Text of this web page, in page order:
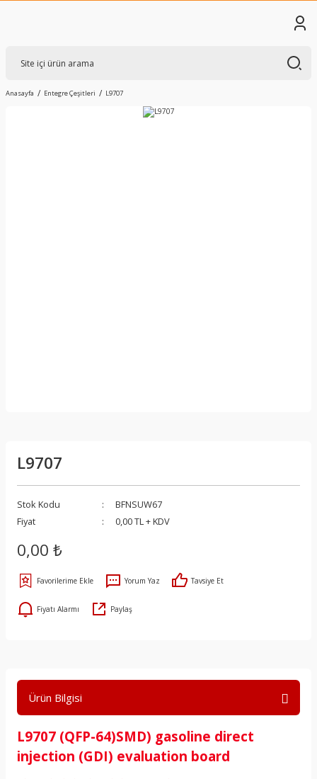
Anasayfa Entegre Çeşitleri L9707
L9707
Stok Kodu
BFNSUW67
Fiyat
0,00 TL + KDV
0,00 ₺
Yorum Yaz Tavsiye Et
Fiyatı Alarmı Paylaş
Ürün Bilgisi
L9707 (QFP-64)SMD) gasoline direct
injection (GDI) evaluation board